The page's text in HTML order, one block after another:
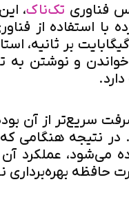
فناوری تک‌ناک
انتقال داده تا 2 گیگابایت
سریع‌تر از آن
در نتیجه هنگامی
حافظه